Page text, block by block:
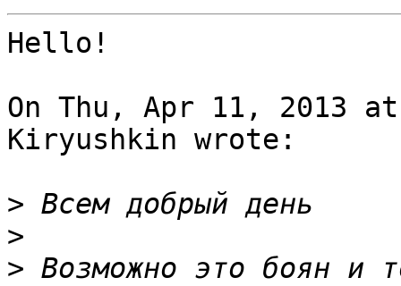
Hello!
On Thu, Apr 11, 2013
Kiryushkin wrote:
>
>
> Возможно это боян и